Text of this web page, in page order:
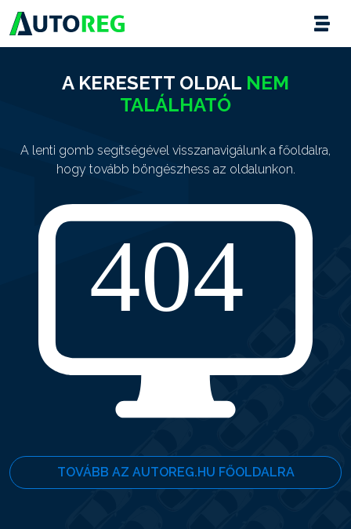
A KERESETT OLDAL NEM
TALÁLHATÓ
A lenti gomb segítségével visszanavigálunk a főoldalra,
hogy tovább böngészhess az oldalunkon.
TOVÁBB AZ AUTOREG.HU FŐOLDALRA